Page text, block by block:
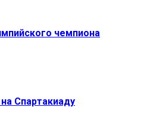
чемпиона
Спартакиаду